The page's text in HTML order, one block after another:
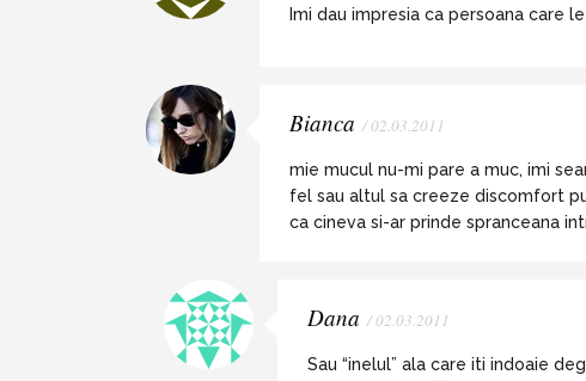
Imi dau impresia ca persoana care
Bianca / 02.03.2011
mie mucul nu-mi pare a muc, imi
fel sau altul sa creeze discomfort
ca cineva si-ar prinde spranceana
Dana / 02.03.2011
Sau “inelul” ala care iti indoaie